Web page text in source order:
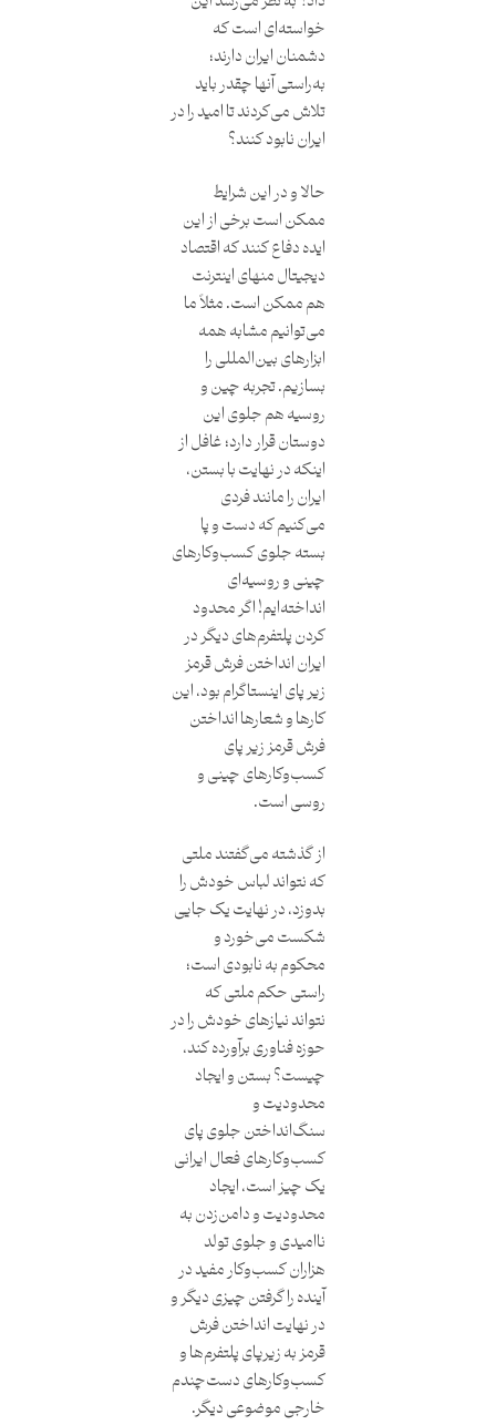
خواسته‌ای است که
دشمنان ایران دارند؛
به‌راستی آنها چقدر باید
تلاش می‌کردند تا امید را در
ایران نابود کنند؟
حالا و در این شرایط
ممکن است برخی از این
ایده دفاع کنند که اقتصاد
دیجیتال منهای اینترنت
هم ممکن است. مثلاً ما
می‌توانیم مشابه همه
ابزارهای بین‌المللی را
بسازیم. تجربه چین و
روسیه هم جلوی این
دوستان قرار دارد؛ غافل از
اینکه در نهایت با بستن،
ایران را مانند فردی
می‌کنیم که دست و پا
بسته جلوی کسب‌وکارهای
چینی و روسیه‌ای
انداخته‌ایم! اگر محدود
کردن پلتفرم‌های دیگر در
ایران انداختن فرش قرمز
زیر پای اینستاگرام بود، این
کارها و شعارها انداختن
فرش قرمز زیر پای
کسب‌وکارهای چینی و
روسی است.
از گذشته می‌گفتند ملتی
که نتواند لباس خودش را
بدوزد، در نهایت یک جایی
شکست می‌خورد و
محکوم به نابودی است؛
راستی حکم ملتی که
نتواند نیازهای خودش را در
حوزه فناوری برآورده کند،
چیست؟ بستن و ایجاد
محدودیت و
سنگ‌انداختن جلوی پای
کسب‌وکارهای فعال ایرانی
یک چیز است، ایجاد
محدودیت و دامن‌زدن به
ناامیدی و جلوی تولد
هزاران کسب‌وکار مفید در
آینده را گرفتن چیزی دیگر و
در نهایت انداختن فرش
قرمز به زیرپای پلتفرم‌ها و
کسب‌وکارهای دست‌چندم
خارجی موضوعی دیگر.